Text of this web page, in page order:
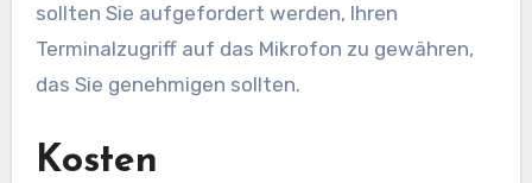
sollten Sie aufgefordert werden, Ihren
Terminalzugriff auf das Mikrofon zu gewähren,
das Sie genehmigen sollten.
Kosten